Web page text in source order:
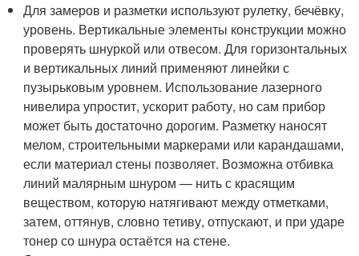
Для замеров и разметки используют рулетку, бечёвку,
уровень. Вертикальные элементы конструкции можно
проверять шнуркой или отвесом. Для горизонтальных
и вертикальных линий применяют линейки с
пузырьковым уровнем. Использование лазерного
нивелира упростит, ускорит работу, но сам прибор
может быть достаточно дорогим. Разметку наносят
мелом, строительными маркерами или карандашами,
если материал стены позволяет. Возможна отбивка
линий малярным шнуром — нить с красящим
веществом, которую натягивают между отметками,
затем, оттянув, словно тетиву, отпускают, и при ударе
тонер со шнура остаётся на стене.